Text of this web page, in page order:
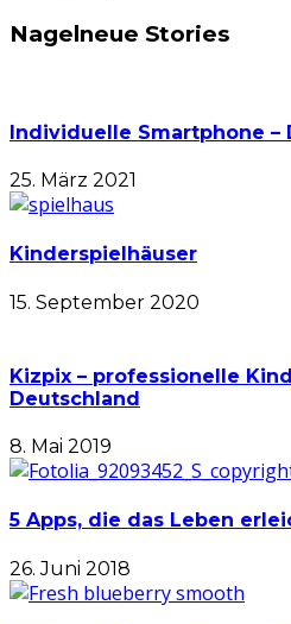
Nagelneue Stories
Individuelle Smartphone –
25. März 2021
Kinderspielhäuser
15. September 2020
Kizpix – professionelle
Deutschland
8. Mai 2019
5 Apps, die das Leben
26. Juni 2018